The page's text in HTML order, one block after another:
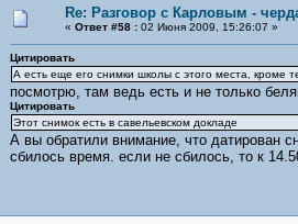
Re: Разговор с Карловым -
« Ответ #58 :02 Июня 2009, 15:26:07 »
Цитировать
А есть еще его снимки школы с этого места, кроме
посмотрю, там ведь есть и не только
Цитировать
Этот снимок есть в савельевском докладе
А вы обратили внимание, что датирован
сбилось время. если не сбилось, то к